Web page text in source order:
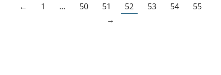
← 1 … 50 51 52 53 54
55
→